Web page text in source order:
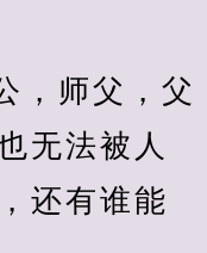
，师父，父
无法被人
还有谁能